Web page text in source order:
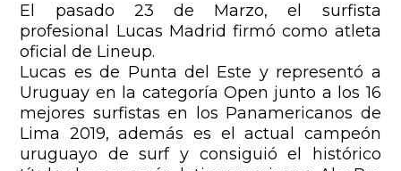
El pasado 23 de Marzo, el surfista
profesional Lucas Madrid firmó como atleta
oficial de Lineup.
Lucas es de Punta del Este y representó a
Uruguay en la categoría Open junto a los 16
mejores surfistas en los Panamericanos de
Lima 2019, además es el actual campeón
uruguayo de surf y consiguió el histórico